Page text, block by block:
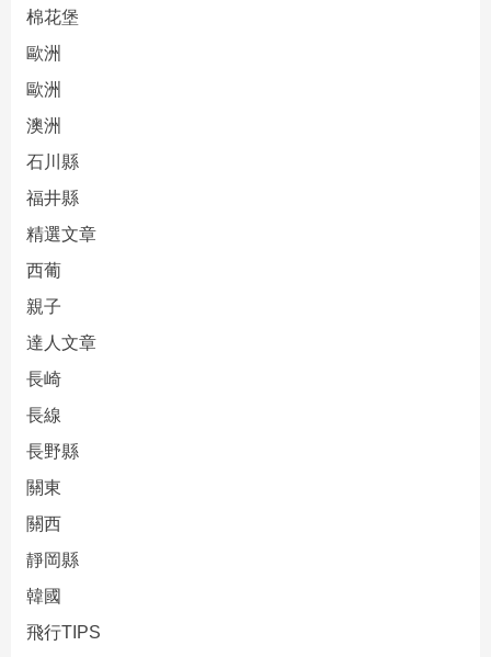
棉花堡
歐洲
歐洲
澳洲
石川縣
福井縣
精選文章
西葡
親子
達人文章
長崎
長線
長野縣
關東
關西
靜岡縣
韓國
飛行TIPS